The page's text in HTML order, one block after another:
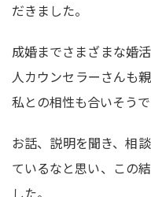
だきました。
成婚までさまざまな婚
人カウンセラーさんも
私との相性も合いそうで
お話、説明を聞き、相
ているなと思い、この
した。